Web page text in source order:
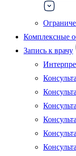
Комплексные
Запись к врачу